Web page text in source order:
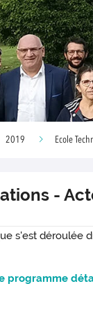
2019 Ecole
-
s'est déroulée
programme